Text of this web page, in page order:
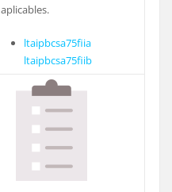
aplicables.
ltaipbcsa75fiia
ltaipbcsa75fiib